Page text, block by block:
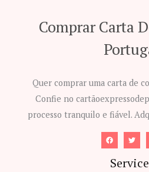
Comprar Carta
Quer comprar uma carta de
Confie no
processo tranquilo e fiável.